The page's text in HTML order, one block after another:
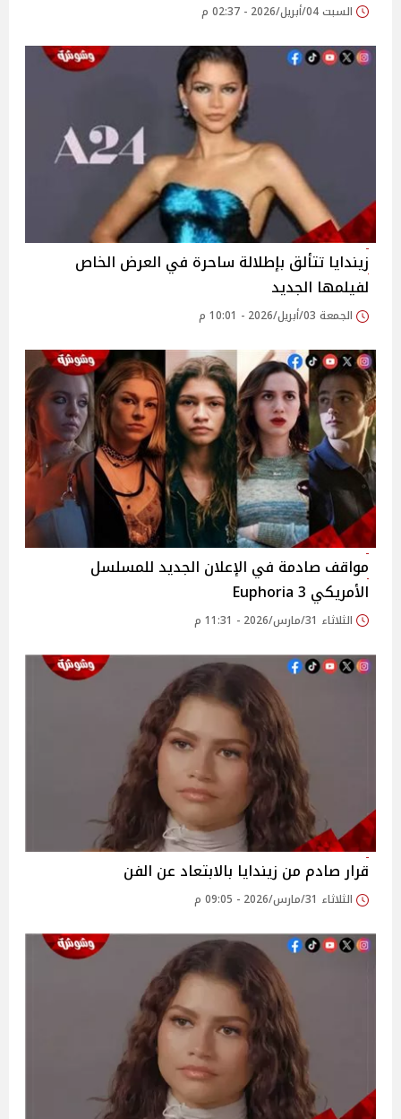
السبت 04/أبريل/2026 - 02:37 م
زيندايا تتألق بإطلالة ساحرة في العرض الخاص
لفيلمها الجديد
الجمعة 03/أبريل/2026 - 10:01 م
مواقف صادمة في الإعلان الجديد للمسلسل
الأمريكي 3 Euphoria
الثلاثاء 31/مارس/2026 - 11:31 م
قرار صادم من زيندايا بالابتعاد عن الفن
الثلاثاء 31/مارس/2026 - 09:05 م